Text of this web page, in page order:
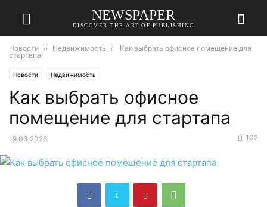
NEWSPAPER
DISCOVER THE ART OF PUBLISHING
Новости Недвижимость
Как выбрать офисное помещение для
стартапа
Новости Недвижимость
Как выбрать офисное
помещение для стартапа
19.03.2026 102